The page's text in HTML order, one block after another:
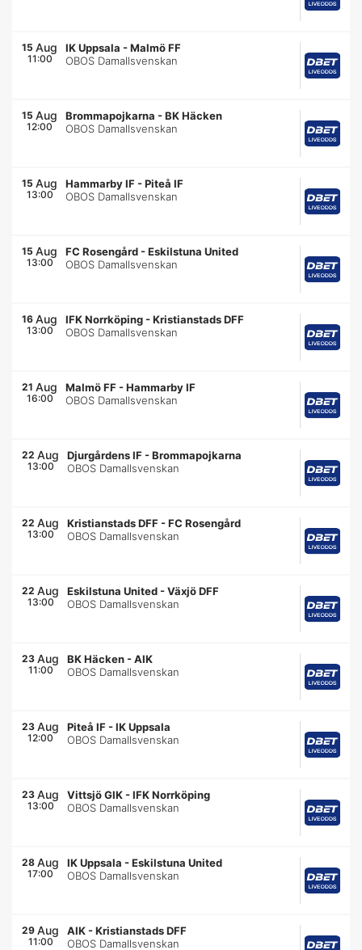
15 Aug
11:00
IK Uppsala -Malmö FF
OBOS Damallsvenskan
15 Aug
12:00
Brommapojkarna -BK Häcken
OBOS Damallsvenskan
15 Aug
13:00
Hammarby IF -Piteå IF
OBOS Damallsvenskan
15 Aug
13:00
FC Rosengård -Eskilstuna United
OBOS Damallsvenskan
16 Aug
13:00
IFK Norrköping -Kristianstads DFF
OBOS Damallsvenskan
21 Aug
16:00
Malmö FF -Hammarby IF
OBOS Damallsvenskan
22 Aug
13:00
Djurgårdens IF -Brommapojkarna
OBOS Damallsvenskan
22 Aug
13:00
Kristianstads DFF -FC Rosengård
OBOS Damallsvenskan
22 Aug
13:00
Eskilstuna United -Växjö DFF
OBOS Damallsvenskan
23 Aug
11:00
BK Häcken -AIK
OBOS Damallsvenskan
23 Aug
12:00
Piteå IF -IK Uppsala
OBOS Damallsvenskan
23 Aug
13:00
Vittsjö GIK -IFK Norrköping
OBOS Damallsvenskan
28 Aug
17:00
IK Uppsala -Eskilstuna United
OBOS Damallsvenskan
29 Aug
11:00
AIK -Kristianstads DFF
OBOS Damallsvenskan